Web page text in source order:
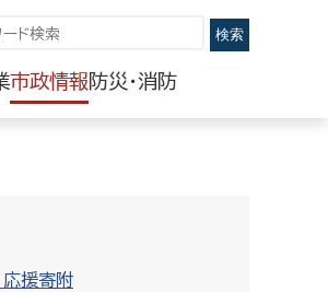
市政情報 防災・消防
応援寄附